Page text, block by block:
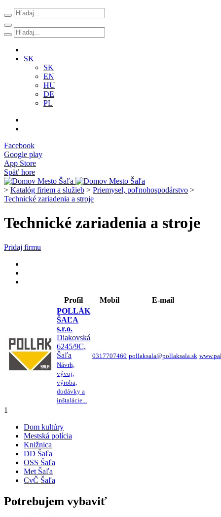
SK
SK
EN
HU
DE
PL
Facebook
Google play
App Store
Späť hore
> Katalóg firiem a služieb > Priemysel, poľnohospodárstvo >
Technické zariadenia a stroje
Technické zariadenia a stroje
Pridaj firmu
Profil Mobil
E-mail
POLLÁK
ŠAĽA
s.r.o.
Diakovská
6245/9C,
Šaľa
Návrh,
vývoj,
výroba,
dodávky a
inštalácie...
0317707460 pollaksala@pollaksala.sk
1
Dom kultúry
Mestská polícia
Knižnica
DD Šaľa
OSS Šaľa
Met Šaľa
CvČ Šaľa
Potrebujem vybaviť